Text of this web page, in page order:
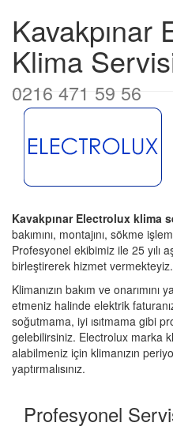
Kavakpınar
Klima
0216 471 59 56
Kavakpınar Electrolux klima
bakımını, montajını, sökme
Profesyonel ekibimiz ile 25 yılı
birleştirerek hizmet vermekteyiz.
Klimanızın bakım ve
etmeniz halinde elektrik
soğutmama, iyi ısıtmama gibi
gelebilirsiniz. Electrolux marka
alabilmeniz için klimanızın
yaptırmalısınız.
Profesyonel